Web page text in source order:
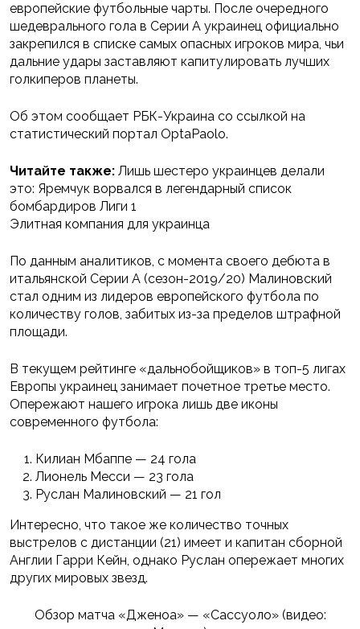
европейские футбольные чарты. После очередного
шедеврального гола в Серии А украинец официально
закрепился в списке самых опасных игроков мира, чьи
дальние удары заставляют капитулировать лучших
голкиперов планеты.
Об этом сообщает РБК-Украина со ссылкой на
статистический портал OptaPaolo.
Читайте также: Лишь шестеро украинцев делали
это: Яремчук ворвался в легендарный список
бомбардиров Лиги 1
Элитная компания для украинца
По данным аналитиков, с момента своего дебюта в
итальянской Серии А (сезон-2019/20) Малиновский
стал одним из лидеров европейского футбола по
количеству голов, забитых из-за пределов штрафной
площади.
В текущем рейтинге «дальнобойщиков» в топ-5 лигах
Европы украинец занимает почетное третье место.
Опережают нашего игрока лишь две иконы
современного футбола:
Килиан Мбаппе — 24 гола
Лионель Месси — 23 гола
Руслан Малиновский — 21 гол
Интересно, что такое же количество точных
выстрелов с дистанции (21) имеет и капитан сборной
Англии Гарри Кейн, однако Руслан опережает многих
других мировых звезд.
Обзор матча «Дженоа» — «Сассуоло» (видео: